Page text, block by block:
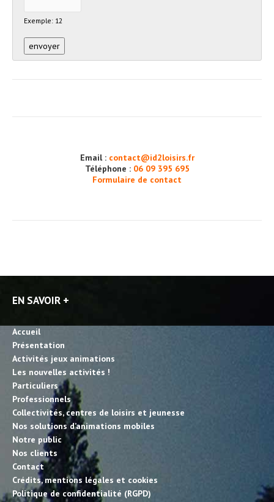
Exemple: 12
Email : contact@id2loisirs.fr
Téléphone : 06 09 395 695
Formulaire de contact
EN SAVOIR +
Accueil
Présentation
Activités jeux animations
Les nouvelles activités !
Particuliers
Professionnels
Collectivités, centres de loisirs et jeunesse
Nos solutions d’animations mobiles
Notre public
Nos clients
Contact
Crédits, mentions légales et cookies
Politique de confidentialité (RGPD)